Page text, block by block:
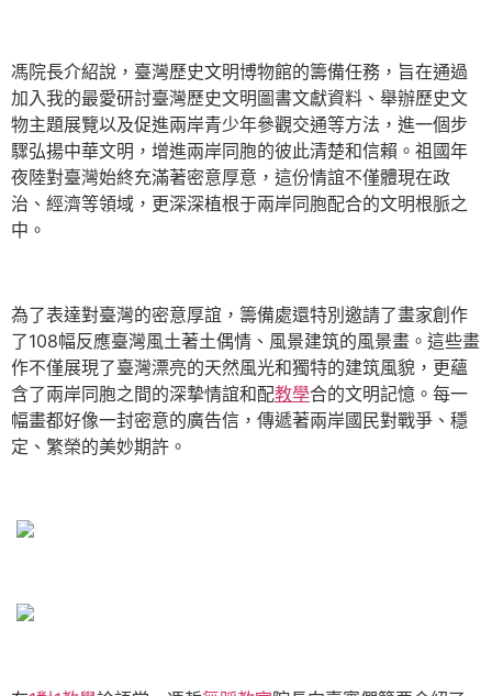
馮院長介紹說，臺灣歷史文明博物館的籌備任務，旨在通過
加入我的最愛研討臺灣歷史文明圖書文獻資料、舉辦歷史文
物主題展覽以及促進兩岸青少年參觀交通等方法，進一個步
驟弘揚中華文明，增進兩岸同胞的彼此清楚和信賴。祖國年
夜陸對臺灣始終充滿著密意厚意，這份情誼不僅體現在政
治、經濟等領域，更深深植根于兩岸同胞配合的文明根脈之
中。
為了表達對臺灣的密意厚誼，籌備處還特別邀請了畫家創作
了108幅反應臺灣風土著土偶情、風景建筑的風景畫。這些畫
作不僅展現了臺灣漂亮的天然風光和獨特的建筑風貌，更蘊
含了兩岸同胞之間的深摯情誼和配教學合的文明記憶。每一
幅畫都好像一封密意的廣告信，傳遞著兩岸國民對戰爭、穩
定、繁榮的美妙期許。